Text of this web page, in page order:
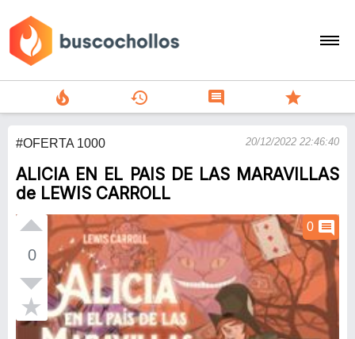
search
person
add
Menu
local_fire_department history comment star
#OFERTA 1000 20/12/2022 22:46:40
ALICIA EN EL PAIS DE LAS MARAVILLAS
de LEWIS CARROLL
0
0 comment